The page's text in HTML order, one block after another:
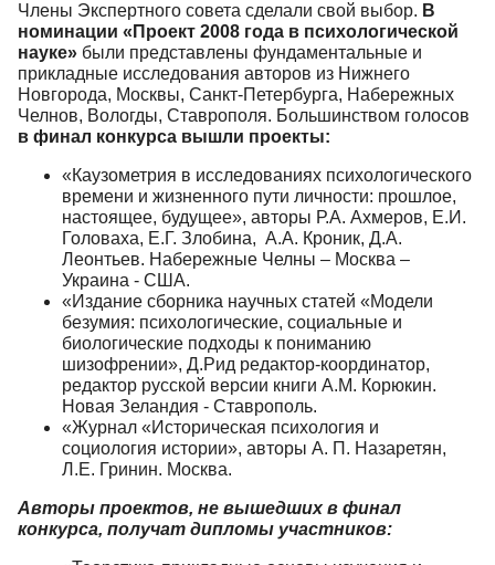
Члены Экспертного совета сделали свой выбор. В
номинации «Проект 2008 года в психологической
науке» были представлены фундаментальные и
прикладные исследования авторов из Нижнего
Новгорода, Москвы, Санкт-Петербурга, Набережных
Челнов, Вологды, Ставрополя. Большинством голосов
в финал конкурса вышли проекты:
«Каузометрия в исследованиях психологического
времени и жизненного пути личности: прошлое,
настоящее, будущее», авторы Р.А. Ахмеров, Е.И.
Головаха, Е.Г. Злобина, А.А. Кроник, Д.А.
Леонтьев. Набережные Челны – Москва –
Украина - США.
«Издание сборника научных статей «Модели
безумия: психологические, социальные и
биологические подходы к пониманию
шизофрении», Д.Рид редактор-координатор,
редактор русской версии книги А.М. Корюкин.
Новая Зеландия - Ставрополь.
«Журнал «Историческая психология и
социология истории», авторы А. П. Назаретян,
Л.Е. Гринин. Москва.
Авторы проектов, не вышедших в финал
конкурса, получат дипломы участников: